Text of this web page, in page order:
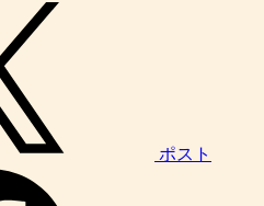
ポスト